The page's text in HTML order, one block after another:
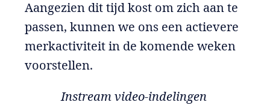
Aangezien dit tijd kost om zich aan te
passen, kunnen we ons een actievere
merkactiviteit in de komende weken
voorstellen.
Instream video-indelingen